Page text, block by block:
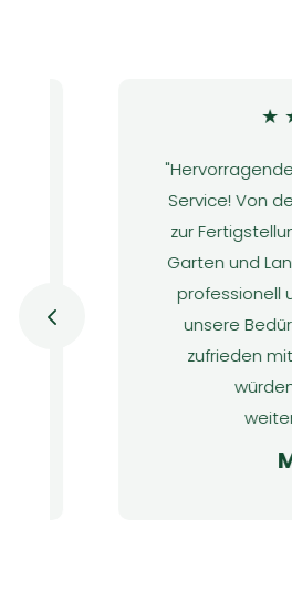
★
"Hervorragende
Service! Von der
zur Fertigstellung war
Garten und
professionell und
unsere Bedürfnisse.
zufrieden mit dem
würden sie
Martin